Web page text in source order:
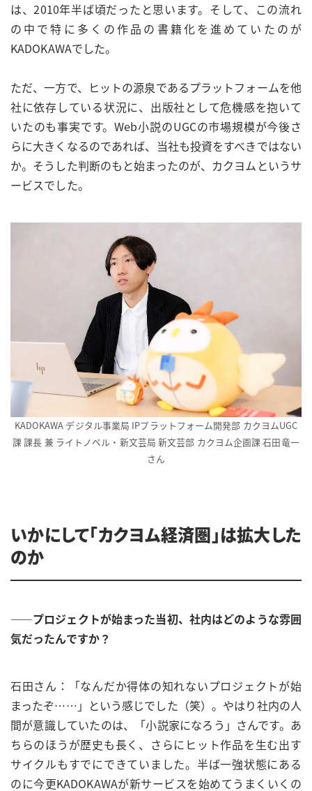
は、2010年半ば頃だったと思います。そして、この流れ
の中で特に多くの作品の書籍化を進めていたのが
KADOKAWAでした。
ただ、一方で、ヒットの源泉であるプラットフォームを他
社に依存している状況に、出版社として危機感を抱いて
いたのも事実です。Web小説のUGCの市場規模が今後さ
らに大きくなるのであれば、当社も投資をすべきではない
か。そうした判断のもと始まったのが、カクヨムというサ
ービスでした。
KADOKAWA デジタル事業局 IPプラットフォーム開発部 カクヨムUGC
課 課長 兼 ライトノベル・新文芸局 新文芸部 カクヨム企画課 石田竜一
さん
いかにして「カクヨム経済圏」は拡大した
のか
——プロジェクトが始まった当初、社内はどのような雰囲
気だったんですか？
石田さん：「なんだか得体の知れないプロジェクトが始
まったぞ……」という感じでした（笑）。やはり社内の人
間が意識していたのは、「小説家になろう」さんです。あ
ちらのほうが歴史も長く、さらにヒット作品を生む出す
サイクルもすでにできていました。半ば一強状態にある
のに今更KADOKAWAが新サービスを始めてうまくいくの